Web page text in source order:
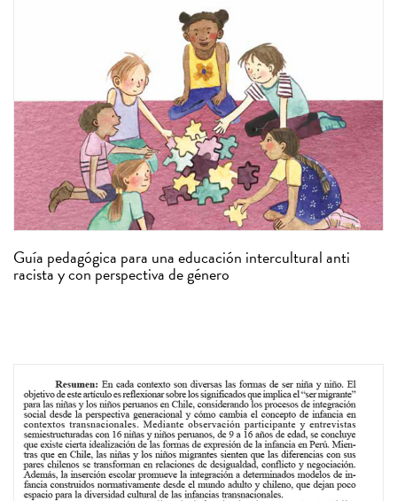
Guía pedagógica para una educación intercultural anti
racista y con perspectiva de género